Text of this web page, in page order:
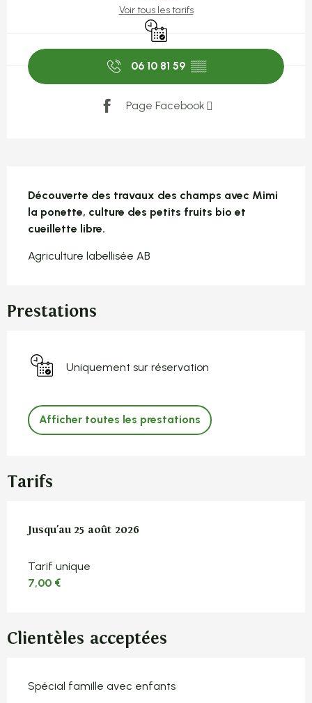
Voir tous les tarifs
Uniquement sur réservation
06 10 81 59 ▒▒
Page Facebook
Découverte des travaux des champs avec Mimi
la ponette, culture des petits fruits bio et
cueillette libre.
Agriculture labellisée AB
Prestations
Uniquement sur réservation
Afficher toutes les prestations
Tarifs
Du7 juillet 2026 au25 août 2026
Jusqu'au 25 août 2026
Tarif unique
7,00 €
Clientèles acceptées
Spécial famille avec enfants